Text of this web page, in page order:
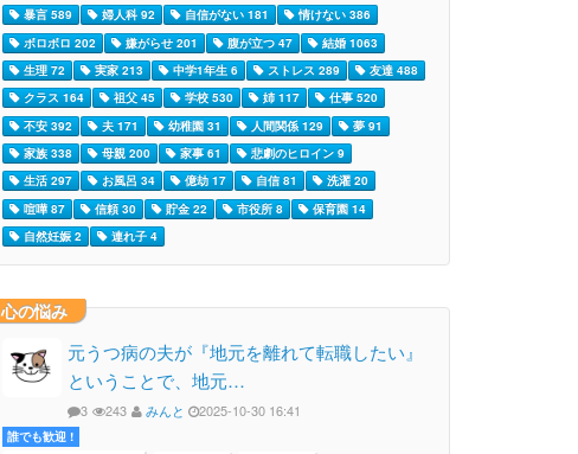
暴言 589
婦人科 92 自信がない 181
情けない 386
ボロボロ 202
嫌がらせ 201 腹が立つ 47
結婚 1063
生理 72
実家 213 中学1年生 6 ストレス 289
友達 488
クラス 164
祖父 45 学校 530 姉 117
仕事 520
不安 392
夫 171 幼稚園 31 人間関係 129
夢 91
家族 338
母親 200 家事 61
悲劇のヒロイン 9
生活 297
お風呂 34 億劫 17 自信 81
洗濯 20
喧嘩 87
信頼 30 貯金 22 市役所 8
保育園 14
自然妊娠 2
連れ子 4
心の悩み
元うつ病の夫が『地元を離れて転職したい』
ということで、地元…
3 243 みんと 2025-10-30 16:41
誰でも歓迎 !